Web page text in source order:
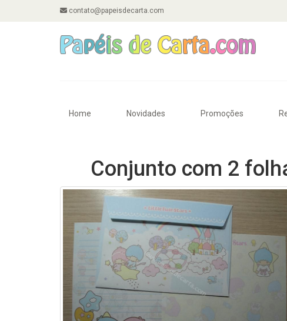
contato@papeisdecarta.com
Home Novidades Promoções
Conjunto com 2